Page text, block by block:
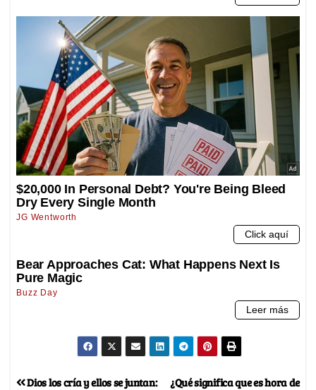
¿Qué significa que es hora de
Dios los cría y ellos se juntan: